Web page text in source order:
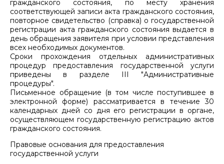
гражданского состояния, по месту хранения
соответствующей записи акта гражданского состояния,
повторное свидетельство (справка) о государственной
регистрации акта гражданского состояния выдается в
день обращения заявителя при условии представления
всех необходимых документов.
Сроки прохождения отдельных административных
процедур предоставления государственной услуги
приведены в разделе III "Административные
процедуры".
Письменное обращение (в том числе поступившее в
электронной форме) рассматривается в течение 30
календарных дней со дня его регистрации в органе,
осуществляющем государственную регистрацию актов
гражданского состояния.
Правовые основания для предоставления
государственной услуги